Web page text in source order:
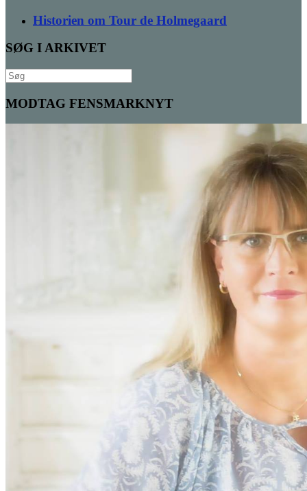
Historien om Tour de Holmegaard
SØG I ARKIVET
Søg
efter:
MODTAG FENSMARKNYT